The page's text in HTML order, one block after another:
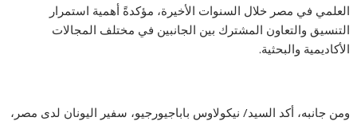
العلمي في مصر خلال السنوات الأخيرة، مؤكدةً أهمية استمرار
التنسيق والتعاون المشترك بين الجانبين في مختلف المجالات
الأكاديمية والبحثية.
ومن جانبه، أكد السيد/ نيكولاوس باباجيورجيو، سفير اليونان لدى مصر،